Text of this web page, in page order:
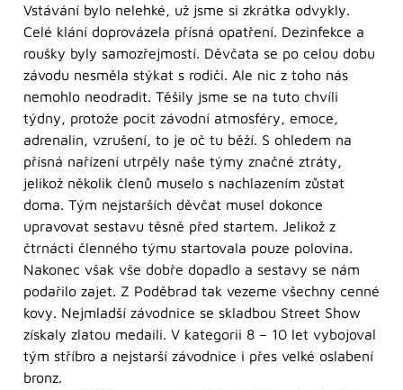
Vstávání bylo nelehké, už jsme si zkrátka odvykly.
Celé klání doprovázela přísná opatření. Dezinfekce a
roušky byly samozřejmostí. Děvčata se po celou dobu
závodu nesměla stýkat s rodiči. Ale nic z toho nás
nemohlo neodradit. Těšily jsme se na tuto chvíli
týdny, protože pocit závodní atmosféry, emoce,
adrenalin, vzrušení, to je oč tu běží. S ohledem na
přísná nařízení utrpěly naše týmy značné ztráty,
jelikož několik členů muselo s nachlazením zůstat
doma. Tým nejstarších děvčat musel dokonce
upravovat sestavu těsně před startem. Jelikož z
čtrnácti členného týmu startovala pouze polovina.
Nakonec však vše dobře dopadlo a sestavy se nám
podařilo zajet. Z Poděbrad tak vezeme všechny cenné
kovy. Nejmladší závodnice se skladbou Street Show
získaly zlatou medaili. V kategorii 8 – 10 let vybojoval
tým stříbro a nejstarší závodnice i přes velké oslabení
bronz.